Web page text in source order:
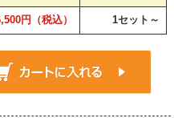
円（税込） 1セット～